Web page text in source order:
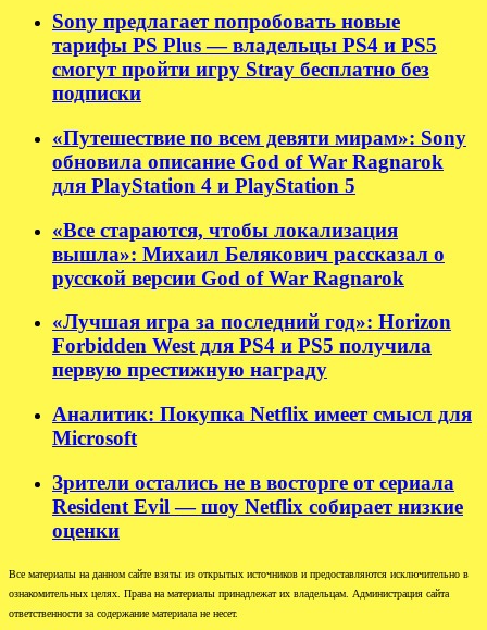
Sony предлагает попробовать новые
тарифы PS Plus — владельцы PS4 и PS5
смогут пройти игру Stray бесплатно без
подписки
«Путешествие по всем девяти мирам»: Sony
обновила описание God of War Ragnarok
для PlayStation 4 и PlayStation 5
«Все стараются, чтобы локализация
вышла»: Михаил Белякович рассказал о
русской версии God of War Ragnarok
«Лучшая игра за последний год»: Horizon
Forbidden West для PS4 и PS5 получила
первую престижную награду
Аналитик: Покупка Netflix имеет смысл для
Microsoft
Зрители остались не в восторге от сериала
Resident Evil — шоу Netflix собирает низкие
оценки
Все материалы на данном сайте взяты из открытых источников и предоставляются исключительно в
ознакомительных целях. Права на материалы принадлежат их владельцам. Администрация сайта
ответственности за содержание материала не несет.